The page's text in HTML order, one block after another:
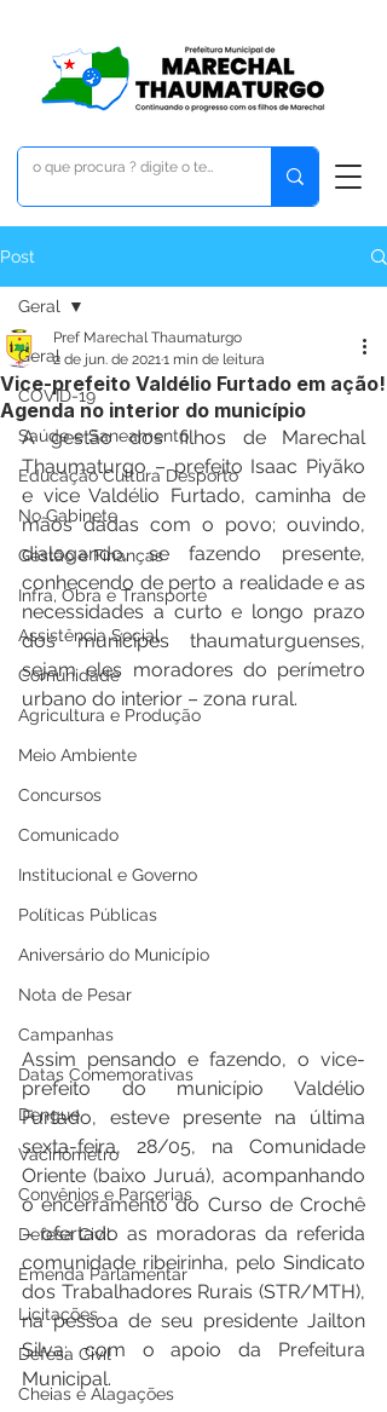
Post
Geral
COVID-19
Saúde e Saneamento
Educação Cultura Desporto
No Gabinete
Gestão e Finanças
Infra, Obra e Transporte
Assistência Social
Comunidade
Agricultura e Produção
Meio Ambiente
Concursos
Comunicado
Institucional e Governo
Políticas Públicas
Aniversário do Município
Nota de Pesar
Campanhas
Datas Comemorativas
Dengue
Vacinômetro
Convênios e Parcerias
Defesa Civil
Emenda Parlamentar
Licitações
Defesa Civil
Cheias e Alagações
Geral
Vice-prefeito Valdélio Furtado em ação!
Agenda no interior do município
Pref Marechal Thaumaturgo
2 de jun. de 20211 min de leitura
A gestão dos filhos de Marechal
Thaumaturgo – prefeito Isaac Piyãko
e vice Valdélio Furtado, caminha de
mãos dadas com o povo; ouvindo,
dialogando, se fazendo presente,
conhecendo de perto a realidade e as
necessidades a curto e longo prazo
dos munícipes thaumaturguenses,
sejam eles moradores do perímetro
urbano do interior – zona rural.
Assim pensando e fazendo, o vice-
prefeito do município Valdélio
Furtado, esteve presente na última
sexta-feira, 28/05, na Comunidade
Oriente (baixo Juruá), acompanhando
o encerramento do Curso de Crochê
– ofertado as moradoras da referida
comunidade ribeirinha, pelo Sindicato
dos Trabalhadores Rurais (STR/MTH),
na pessoa de seu presidente Jailton
Silva; com o apoio da Prefeitura
Municipal.